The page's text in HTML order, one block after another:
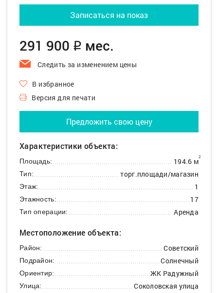
Записаться на показ
291 900 q мес.
Следить за изменением цены
В избранное
Версия для печати
Предложить свою цену
Характеристики объекта:
Площадь: 194.6 м2
Тип: торг.площади/магазин
Этаж: 1
Этажность: 17
Тип операции: Аренда
Местоположение объекта:
Район: Советский
Подрайон: Солнечный
Ориентир: ЖК Радужный
Улица: Соколовская улица